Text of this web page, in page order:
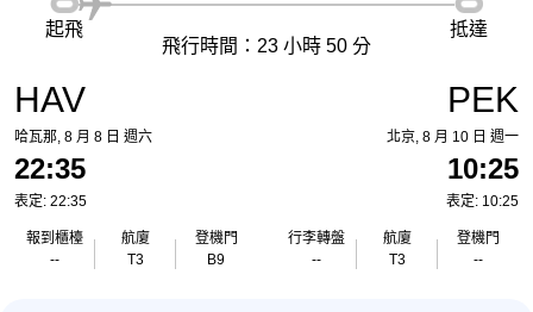
HAV
哈瓦那, 8 月 8 日 週六
22:35
表定: 22:35
報到櫃檯
--
航廈
T3
登機門
B9
起飛
飛行時間：23 小時 50 分
抵達
PEK
北京, 8 月 10 日 週一
10:25
表定: 10:25
行李轉盤
--
航廈
T3
登機門
--